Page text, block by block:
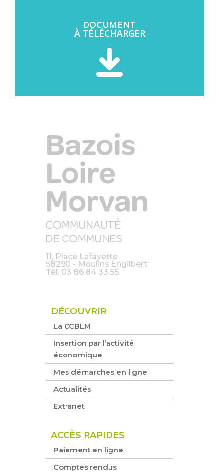
DOCUMENT
À TÉLÉCHARGER
11, Place Lafayette
58290 - Moulins Engilbert
Tél. 03 86 84 33 55
DÉCOUVRIR
La CCBLM
Insertion par l’activité
économique
Mes démarches en ligne
Actualités
Extranet
ACCÈS RAPIDES
Paiement en ligne
Comptes rendus